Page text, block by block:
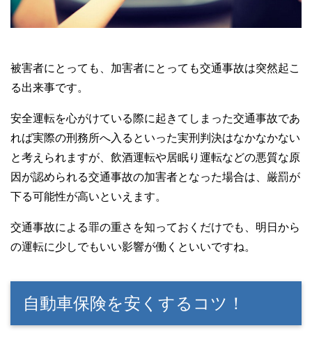
被害者にとっても、加害者にとっても交通事故は突然起こ
る出来事です。
安全運転を心がけている際に起きてしまった交通事故であ
れば実際の刑務所へ入るといった実刑判決はなかなかない
と考えられますが、飲酒運転や居眠り運転などの悪質な原
因が認められる交通事故の加害者となった場合は、厳罰が
下る可能性が高いといえます。
交通事故による罪の重さを知っておくだけでも、明日から
の運転に少しでもいい影響が働くといいですね。
自動車保険を安くするコツ！